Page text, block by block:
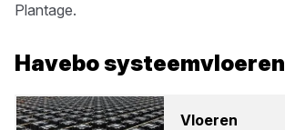
Plantage.
Havebosysteemvloeren
Vloe­ren